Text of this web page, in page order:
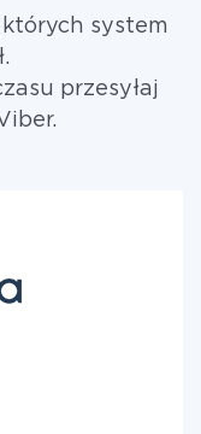
system
przesyłaj